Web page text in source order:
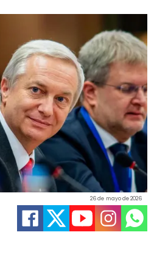
26 de mayo de 2026